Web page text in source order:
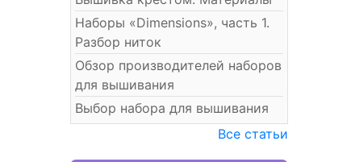
Наборы «Dimensions», часть 1.
Разбор ниток
Обзор производителей наборов
для вышивания
Выбор набора для вышивания
Все статьи